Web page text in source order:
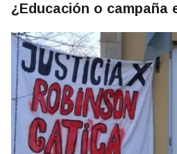
¿Educación o campaña